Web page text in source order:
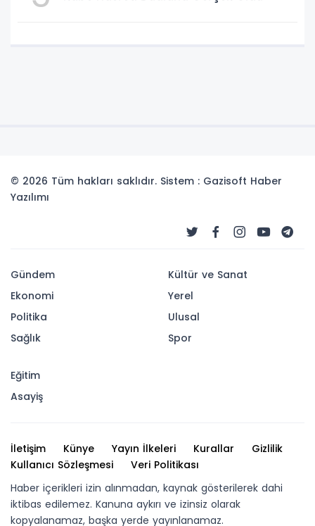
© 2026 Tüm hakları saklıdır. Sistem : Gazisoft Haber
Yazılımı
Gündem
Ekonomi
Politika
Sağlık
Kültür ve Sanat
Yerel
Ulusal
Spor
Eğitim
Asayiş
İletişim Künye Yayın İlkeleri Kurallar
Gizlilik
Kullanıcı Sözleşmesi
Veri Politikası
Haber içerikleri izin alınmadan, kaynak gösterilerek dahi
iktibas edilemez. Kanuna aykırı ve izinsiz olarak
kopyalanamaz, başka yerde yayınlanamaz.